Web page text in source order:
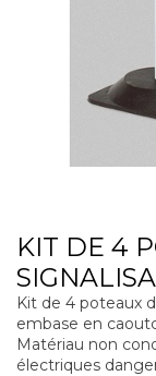
KIT DE 4
Kit de 4 poteaux
embase en
Matériau non
électriques